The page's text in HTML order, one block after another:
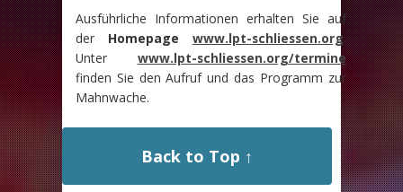
Ausführliche Informationen erhalten Sie auf
der Homepage www.lpt-schliessen.org.
Unter www.lpt-schliessen.org/termine
finden Sie den Aufruf und das Programm zur
Mahnwache.
Back to Top ↑